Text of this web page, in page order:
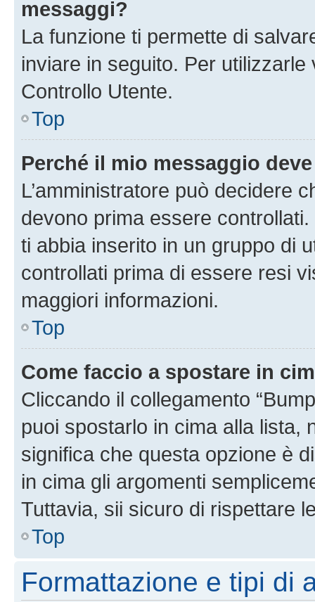
messaggi?
La funzione ti permette di
inviare in seguito. Per utilizzarle
Controllo Utente.
Top
Perché il mio messaggio
L’amministratore può decidere
devono prima essere
ti abbia inserito in un gruppo di
controllati prima di essere resi
maggiori informazioni.
Top
Come faccio a spostare in
Cliccando il collegamento
puoi spostarlo in cima alla lista,
significa che questa opzione è
in cima gli argomenti
Tuttavia, sii sicuro di rispettare
Top
Formattazione e tipi di